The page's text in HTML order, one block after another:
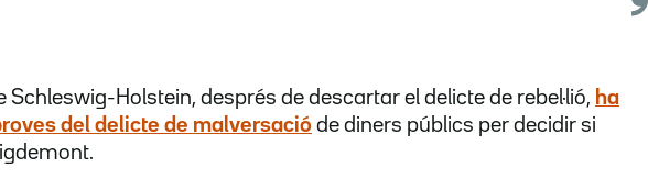
Schleswig-Holstein, després de descartar el delicte de rebel·lió, ha
del delicte de malversació de diners públics per decidir si